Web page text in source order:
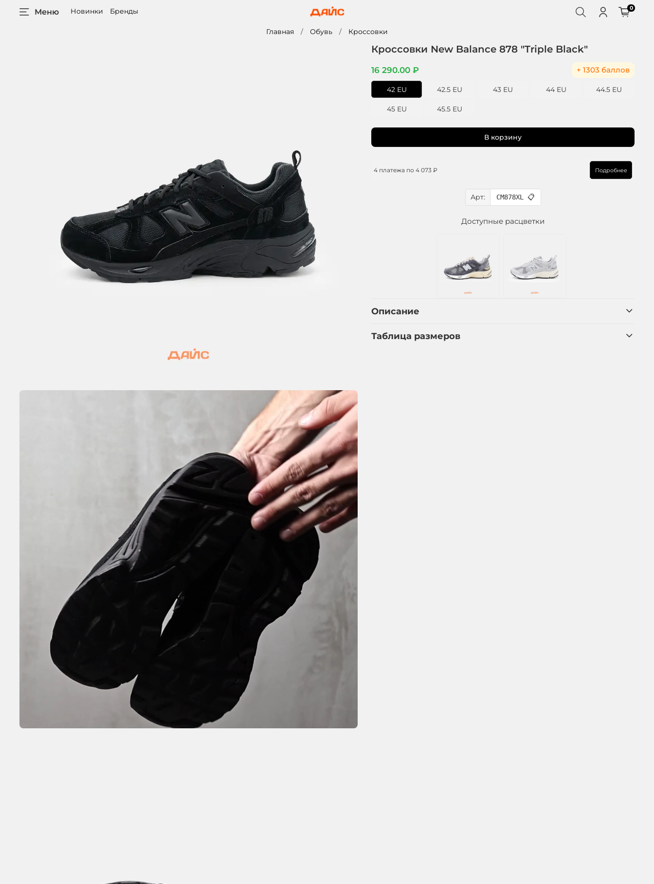
Меню Новинки Бренды 0
Главная Обувь Кроссовки
Кроссовки New Balance 878 "Triple Black"
16 290.00 ₽ + 1303 баллов
Арт: CM878XL 📋
В корзину
4 платежа по4 073 ₽ Подробнее
42 EU 42.5 EU 43 EU 44 EU 44.5 EU
45 EU 45.5 EU
Доступные расцветки
Описание
Таблица размеров